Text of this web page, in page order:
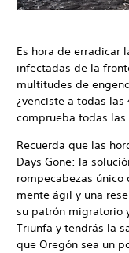
Es hora de erradicar
infectadas de la
multitudes de
¿venciste a todas
comprueba todas
Recuerda que las
Days Gone: la
rompecabezas único
mente ágil y una
su patrón migratorio
Triunfa y tendrás la
que Oregón sea un